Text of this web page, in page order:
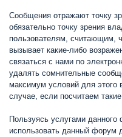
Сообщения отражают точку
обязательно точку зрения
пользователям, считающим,
вызывает какие-либо
связаться с нами по
удалять сомнительные
максимум условий для
случае, если посчитаем
Пользуясь услугами
использовать данный форум